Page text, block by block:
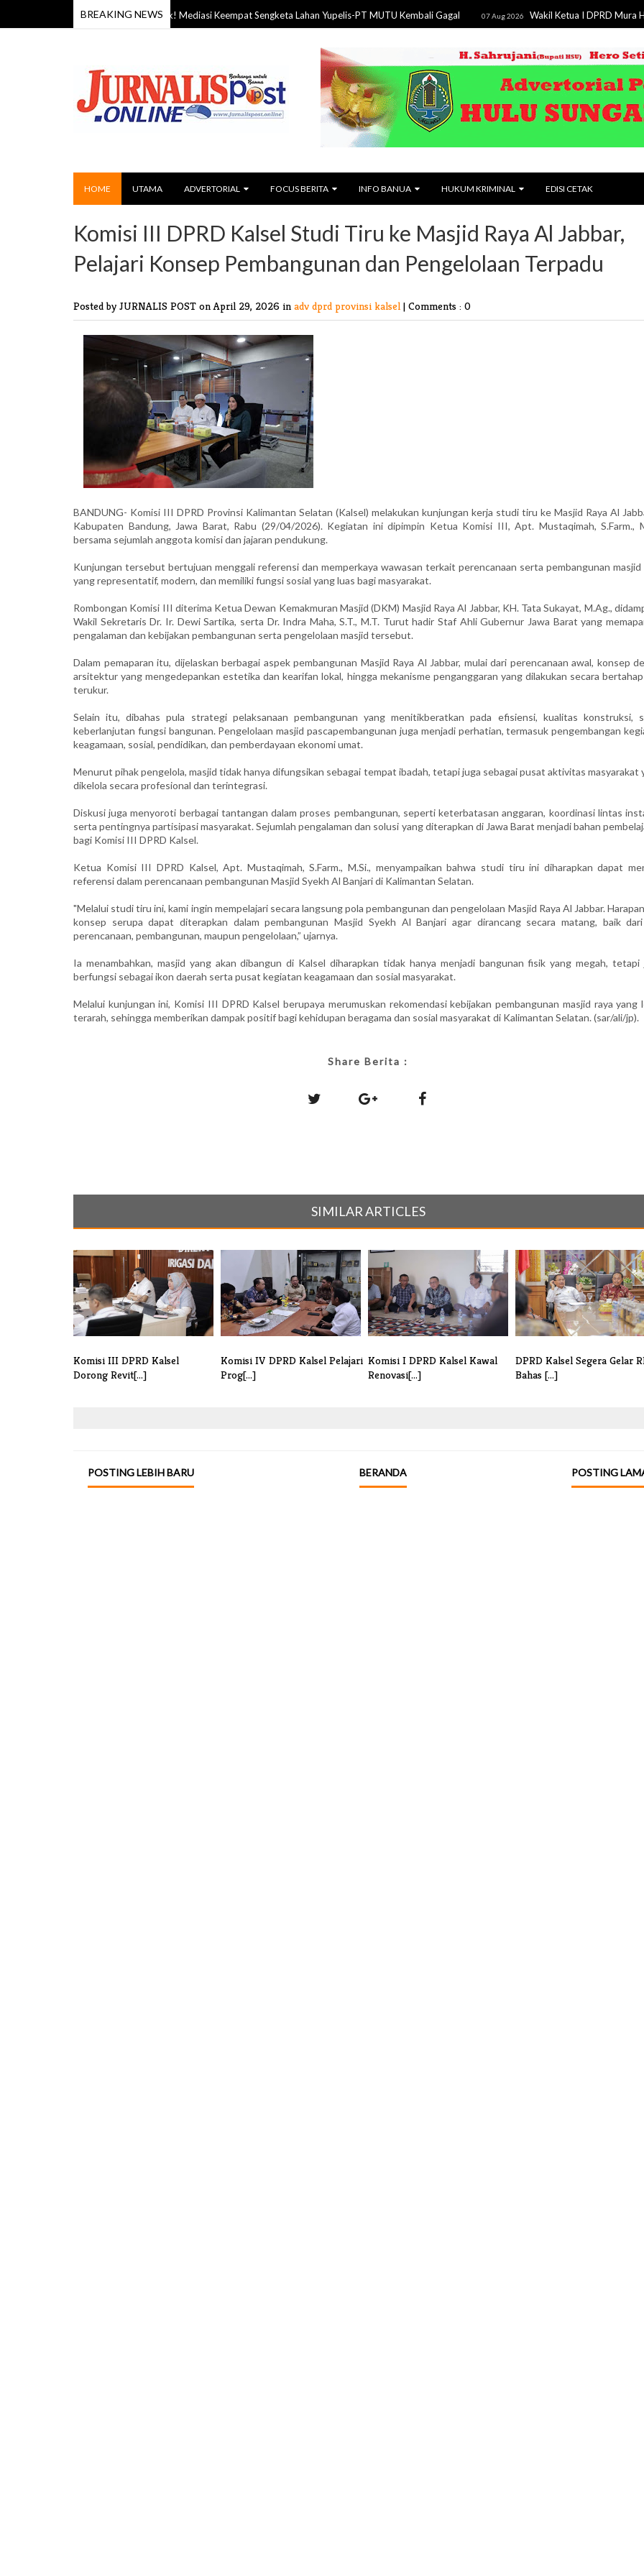
BREAKING NEWS
07 Aug 2026 Deadlock! Mediasi Keempat Sengketa Lahan Yupelis-PT MUTU Kembali Gagal 07 Aug 2026 Wakil Ketua I DPRD Mura Hadiri
HOME UTAMA ADVERTORIAL FOCUS BERITA INFO BANUA HUKUM KRIMINAL EDISI CETAK
Komisi III DPRD Kalsel Studi Tiru ke Masjid Raya Al Jabbar,
Pelajari Konsep Pembangunan dan Pengelolaan Terpadu
Posted by JURNALIS POST on April 29, 2026 in adv dprd provinsi kalsel | Comments : 0
BANDUNG- Komisi III DPRD Provinsi Kalimantan Selatan (Kalsel) melakukan kunjungan kerja studi tiru ke Masjid Raya Al
Kabupaten Bandung, Jawa Barat, Rabu (29/04/2026). Kegiatan ini dipimpin Ketua Komisi III, Apt. Mustaqimah, S.Farm.,
bersama sejumlah anggota komisi dan jajaran pendukung.
Kunjungan tersebut bertujuan menggali referensi dan memperkaya wawasan terkait perencanaan serta pembangunan masjid
yang representatif, modern, dan memiliki fungsi sosial yang luas bagi masyarakat.
Rombongan Komisi III diterima Ketua Dewan Kemakmuran Masjid (DKM) Masjid Raya Al Jabbar, KH. Tata Sukayat, M.Ag.,
Wakil Sekretaris Dr. Ir. Dewi Sartika, serta Dr. Indra Maha, S.T., M.T. Turut hadir Staf Ahli Gubernur Jawa Barat yang
pengalaman dan kebijakan pembangunan serta pengelolaan masjid tersebut.
Dalam pemaparan itu, dijelaskan berbagai aspek pembangunan Masjid Raya Al Jabbar, mulai dari perencanaan awal, konsep
arsitektur yang mengedepankan estetika dan kearifan lokal, hingga mekanisme penganggaran yang dilakukan secara
terukur.
Selain itu, dibahas pula strategi pelaksanaan pembangunan yang menitikberatkan pada efisiensi, kualitas konstruksi,
keberlanjutan fungsi bangunan. Pengelolaan masjid pascapembangunan juga menjadi perhatian, termasuk pengembangan
keagamaan, sosial, pendidikan, dan pemberdayaan ekonomi umat.
Menurut pihak pengelola, masjid tidak hanya difungsikan sebagai tempat ibadah, tetapi juga sebagai pusat aktivitas masyarakat
dikelola secara profesional dan terintegrasi.
Diskusi juga menyoroti berbagai tantangan dalam proses pembangunan, seperti keterbatasan anggaran, koordinasi lintas
serta pentingnya partisipasi masyarakat. Sejumlah pengalaman dan solusi yang diterapkan di Jawa Barat menjadi bahan
bagi Komisi III DPRD Kalsel.
Ketua Komisi III DPRD Kalsel, Apt. Mustaqimah, S.Farm., M.Si., menyampaikan bahwa studi tiru ini diharapkan dapat
referensi dalam perencanaan pembangunan Masjid Syekh Al Banjari di Kalimantan Selatan.
"Melalui studi tiru ini, kami ingin mempelajari secara langsung pola pembangunan dan pengelolaan Masjid Raya Al Jabbar.
konsep serupa dapat diterapkan dalam pembangunan Masjid Syekh Al Banjari agar dirancang secara matang, baik
perencanaan, pembangunan, maupun pengelolaan,” ujarnya.
Ia menambahkan, masjid yang akan dibangun di Kalsel diharapkan tidak hanya menjadi bangunan fisik yang megah, tetapi
berfungsi sebagai ikon daerah serta pusat kegiatan keagamaan dan sosial masyarakat.
Melalui kunjungan ini, Komisi III DPRD Kalsel berupaya merumuskan rekomendasi kebijakan pembangunan masjid raya yang
terarah, sehingga memberikan dampak positif bagi kehidupan beragama dan sosial masyarakat di Kalimantan Selatan. (sar/ali/jp).
Share Berita :
SIMILAR ARTICLES
Komisi III DPRD Kalsel
Dorong Revit[...]
Komisi IV DPRD Kalsel Pelajari
Prog[...]
Komisi I DPRD Kalsel Kawal
Renovasi[...]
DPRD Kalsel Segera Gelar
Bahas [...]
POSTING LEBIH BARU POSTING
BERANDA